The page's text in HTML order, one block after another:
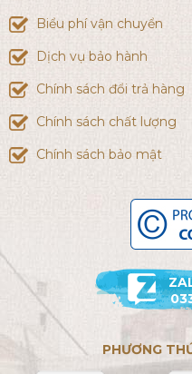
Biểu phí vận chuyển
Dịch vụ bảo hành
Chính sách đổi trả hàng
Chính sách chất lượng
Chính sách bảo mật
PHƯƠNG